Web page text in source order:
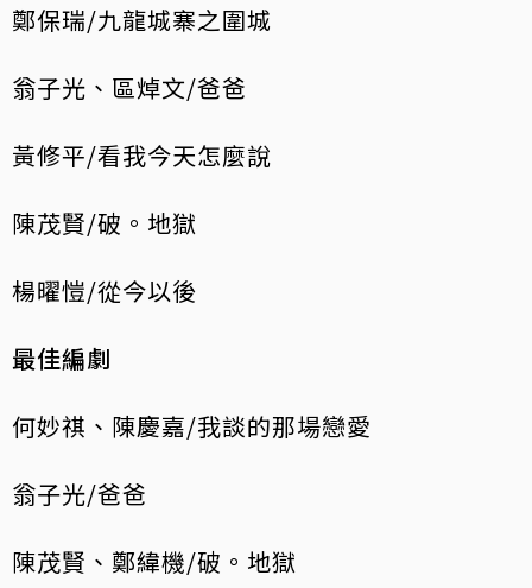
鄭保瑞/九龍城寨之圍城
翁子光、區焯文/爸爸
黃修平/看我今天怎麼說
陳茂賢/破。地獄
楊曜愷/從今以後
最佳編劇
何妙祺、陳慶嘉/我談的那場戀愛
翁子光/爸爸
陳茂賢、鄭緯機/破。地獄